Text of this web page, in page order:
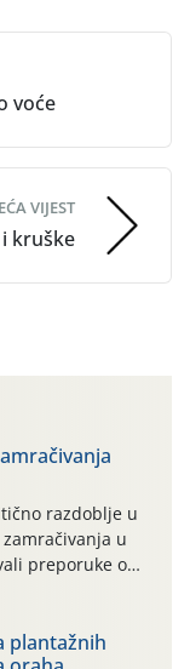
voće
VIJEST
kruške
razdoblje u
u
preporuke o
od najčešćih
(23.7., 14.7.,
je
plantažnih